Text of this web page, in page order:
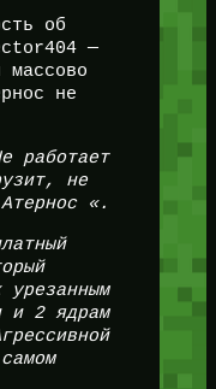
об
—
массово
не
работает
не
«.
урезанным
и 2 ядрам